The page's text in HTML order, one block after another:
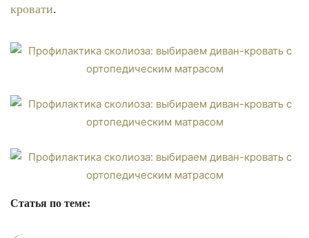
кровати.
Статья по теме: